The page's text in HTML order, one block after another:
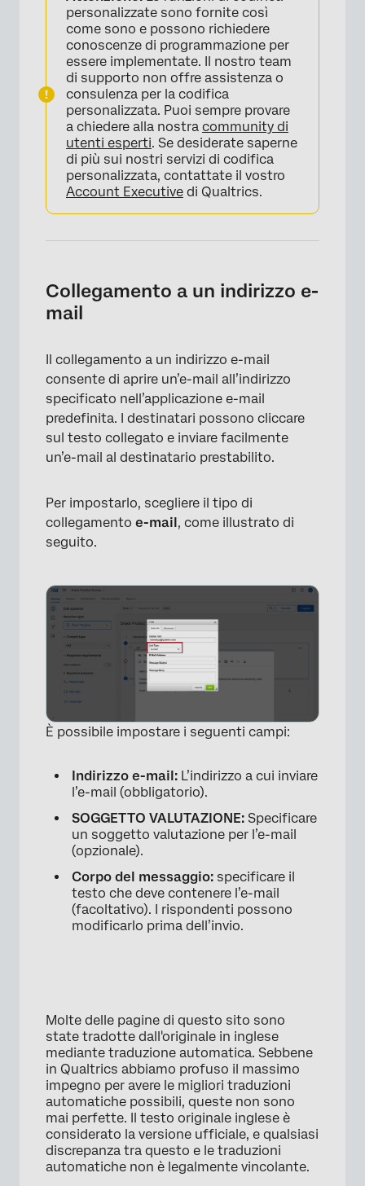
personalizzate sono fornite così
come sono e possono richiedere
conoscenze di programmazione per
essere implementate. Il nostro team
di supporto non offre assistenza o
consulenza per la codifica
personalizzata. Puoi sempre provare
a chiedere alla nostra community di
utenti esperti. Se desiderate saperne
di più sui nostri servizi di codifica
personalizzata, contattate il vostro
Account Executive di Qualtrics.
Collegamento a un indirizzo e-
mail
Il collegamento a un indirizzo e-mail
consente di aprire un’e-mail all’indirizzo
specificato nell’applicazione e-mail
predefinita. I destinatari possono cliccare
sul testo collegato e inviare facilmente
un’e-mail al destinatario prestabilito.
Per impostarlo, scegliere il tipo di
collegamento e-mail, come illustrato di
seguito.
×
È possibile impostare i seguenti campi:
Indirizzo e-mail: L’indirizzo a cui inviare
l’e-mail (obbligatorio).
SOGGETTO VALUTAZIONE: Specificare
un soggetto valutazione per l’e-mail
(opzionale).
Corpo del messaggio: specificare il
testo che deve contenere l’e-mail
(facoltativo). I rispondenti possono
modificarlo prima dell’invio.
Molte delle pagine di questo sito sono
state tradotte dall'originale in inglese
mediante traduzione automatica. Sebbene
in Qualtrics abbiamo profuso il massimo
impegno per avere le migliori traduzioni
automatiche possibili, queste non sono
mai perfette. Il testo originale inglese è
considerato la versione ufficiale, e qualsiasi
discrepanza tra questo e le traduzioni
automatiche non è legalmente vincolante.